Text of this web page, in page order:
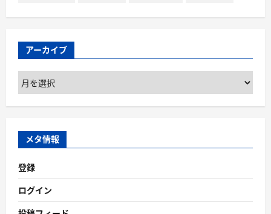
アーカイブ
ア
ー
カ
ブ
メタ情報
登録
ログイン